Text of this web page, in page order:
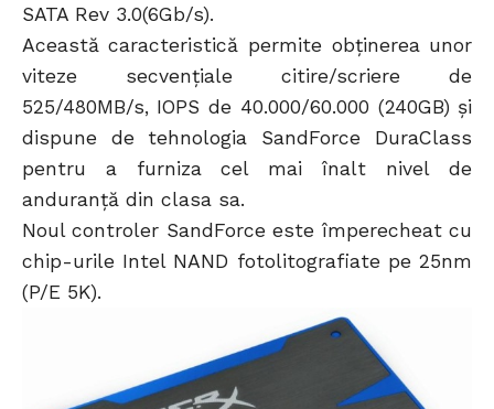
SATA Rev 3.0(6Gb/s).
Această caracteristică permite obţinerea unor
viteze secvenţiale citire/scriere de
525/480MB/s, IOPS de 40.000/60.000 (240GB) şi
dispune de tehnologia SandForce DuraClass
pentru a furniza cel mai înalt nivel de
anduranţă din clasa sa.
Noul controler SandForce este împerecheat cu
chip-urile Intel NAND fotolitografiate pe 25nm
(P/E 5K).